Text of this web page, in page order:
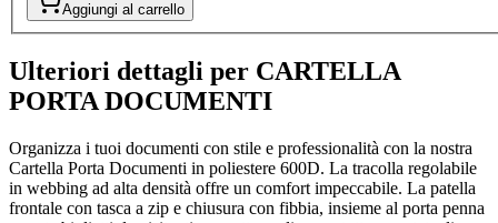
Aggiungi al carrello
Ulteriori dettagli per CARTELLA
PORTA DOCUMENTI
Organizza i tuoi documenti con stile e professionalità con la nostra
Cartella Porta Documenti in poliestere 600D. La tracolla regolabile
in webbing ad alta densità offre un comfort impeccabile. La patella
frontale con tasca a zip e chiusura con fibbia, insieme al porta penna